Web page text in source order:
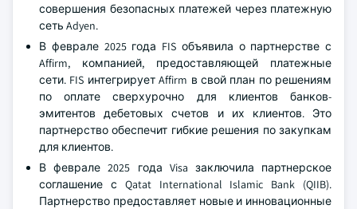
совершения безопасных платежей через платежную
сеть Adyen.
В феврале 2025 года FIS объявила о партнерстве с
Affirm, компанией, предоставляющей платежные
сети. FIS интегрирует Affirm в свой план по решениям
по оплате сверхурочно для клиентов банков-
эмитентов дебетовых счетов и их клиентов. Это
партнерство обеспечит гибкие решения по закупкам
для клиентов.
В феврале 2025 года Visa заключила партнерское
соглашение с Qatat International Islamic Bank (QIIB).
Партнерство предоставляет новые и инновационные